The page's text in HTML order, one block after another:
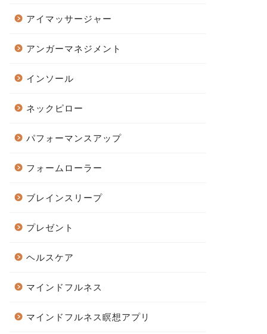
アイマッサージャー
アンガーマネジメント
インソール
ネックピロー
パフォーマンスアップ
フォームローラー
ブレインスリープ
プレゼント
ヘルスケア
マインドフルネス
マインドフルネス瞑想アプリ